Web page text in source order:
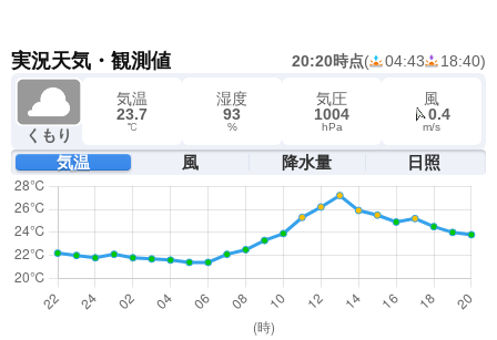
実況天気・観測値 20:20時点( 04:43 18:40)
くもり
気温
23.7
℃
湿度
93
%
気圧
1004
hPa
風
0.4
m/s
気温 風 降水量 日照